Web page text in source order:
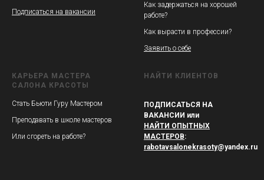
Подписаться на вакансии
Как задержаться на хорошей
работе?
Как вырасти в профессии?
Заявить о себе
КАРЬЕРА МАСТЕРА
САЛОНА КРАСОТЫ
Стать Бьюти Гуру Мастером
Преподавать в школе мастеров
Или сгореть на работе?
НАЙТИ КЛИЕНТОВ
ПОДПИСАТЬСЯ НА
ВАКАНСИИ или
НАЙТИ ОПЫТНЫХ
МАСТЕРОВ:
rabotavsalonekrasoty@yandex.ru